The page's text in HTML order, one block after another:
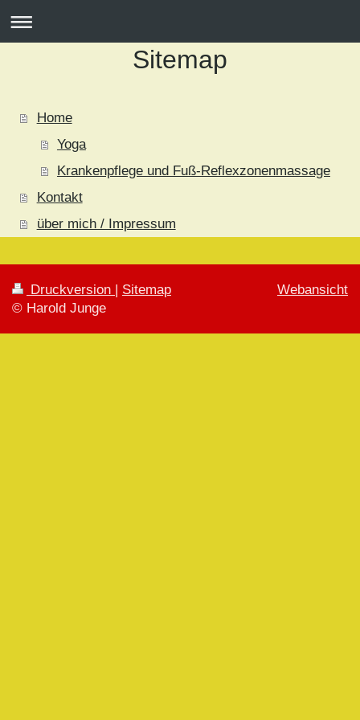
Sitemap
Home
Yoga
Krankenpflege und Fuß-Reflexzonenmassage
Kontakt
über mich / Impressum
Druckversion | Sitemap
© Harold Junge
Webansicht